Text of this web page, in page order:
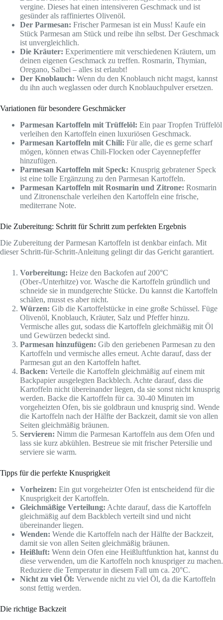
vergine. Dieses hat einen intensiveren Geschmack und ist
gesünder als raffiniertes Olivenöl.
Der Parmesan: Frischer Parmesan ist ein Muss! Kaufe ein
Stück Parmesan am Stück und reibe ihn selbst. Der Geschmack
ist unvergleichlich.
Die Kräuter: Experimentiere mit verschiedenen Kräutern, um
deinen eigenen Geschmack zu treffen. Rosmarin, Thymian,
Oregano, Salbei – alles ist erlaubt!
Der Knoblauch: Wenn du den Knoblauch nicht magst, kannst
du ihn auch weglassen oder durch Knoblauchpulver ersetzen.
Variationen für besondere Geschmäcker
Parmesan Kartoffeln mit Trüffelöl: Ein paar Tropfen Trüffelöl
verleihen den Kartoffeln einen luxuriösen Geschmack.
Parmesan Kartoffeln mit Chili: Für alle, die es gerne scharf
mögen, können etwas Chili-Flocken oder Cayennepfeffer
hinzufügen.
Parmesan Kartoffeln mit Speck: Knusprig gebratener Speck
ist eine tolle Ergänzung zu den Parmesan Kartoffeln.
Parmesan Kartoffeln mit Rosmarin und Zitrone: Rosmarin
und Zitronenschale verleihen den Kartoffeln eine frische,
mediterrane Note.
Die Zubereitung: Schritt für Schritt zum perfekten Ergebnis
Die Zubereitung der Parmesan Kartoffeln ist denkbar einfach. Mit
dieser Schritt-für-Schritt-Anleitung gelingt dir das Gericht garantiert.
Vorbereitung: Heize den Backofen auf 200°C
(Ober-/Unterhitze) vor. Wasche die Kartoffeln gründlich und
schneide sie in mundgerechte Stücke. Du kannst die Kartoffeln
schälen, musst es aber nicht.
Würzen: Gib die Kartoffelstücke in eine große Schüssel. Füge
Olivenöl, Knoblauch, Kräuter, Salz und Pfeffer hinzu.
Vermische alles gut, sodass die Kartoffeln gleichmäßig mit Öl
und Gewürzen bedeckt sind.
Parmesan hinzufügen: Gib den geriebenen Parmesan zu den
Kartoffeln und vermische alles erneut. Achte darauf, dass der
Parmesan gut an den Kartoffeln haftet.
Backen: Verteile die Kartoffeln gleichmäßig auf einem mit
Backpapier ausgelegten Backblech. Achte darauf, dass die
Kartoffeln nicht übereinander liegen, da sie sonst nicht knusprig
werden. Backe die Kartoffeln für ca. 30-40 Minuten im
vorgeheizten Ofen, bis sie goldbraun und knusprig sind. Wende
die Kartoffeln nach der Hälfte der Backzeit, damit sie von allen
Seiten gleichmäßig bräunen.
Servieren: Nimm die Parmesan Kartoffeln aus dem Ofen und
lass sie kurz abkühlen. Bestreue sie mit frischer Petersilie und
serviere sie warm.
Tipps für die perfekte Knusprigkeit
Vorheizen: Ein gut vorgeheizter Ofen ist entscheidend für die
Knusprigkeit der Kartoffeln.
Gleichmäßige Verteilung: Achte darauf, dass die Kartoffeln
gleichmäßig auf dem Backblech verteilt sind und nicht
übereinander liegen.
Wenden: Wende die Kartoffeln nach der Hälfte der Backzeit,
damit sie von allen Seiten gleichmäßig bräunen.
Heißluft: Wenn dein Ofen eine Heißluftfunktion hat, kannst du
diese verwenden, um die Kartoffeln noch knuspriger zu machen.
Reduziere die Temperatur in diesem Fall um ca. 20°C.
Nicht zu viel Öl: Verwende nicht zu viel Öl, da die Kartoffeln
sonst fettig werden.
Die richtige Backzeit